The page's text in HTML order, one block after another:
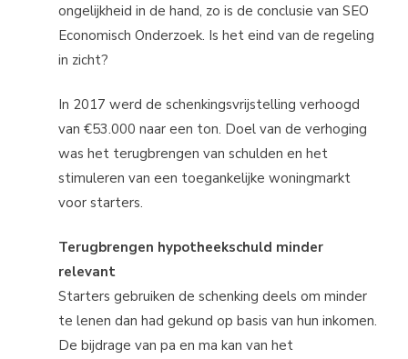
ongelijkheid in de hand, zo is de conclusie van SEO
Economisch Onderzoek. Is het eind van de regeling
in zicht?
In 2017 werd de schenkingsvrijstelling verhoogd
van €53.000 naar een ton. Doel van de verhoging
was het terugbrengen van schulden en het
stimuleren van een toegankelijke woningmarkt
voor starters.
Terugbrengen hypotheekschuld minder
relevant
Starters gebruiken de schenking deels om minder
te lenen dan had gekund op basis van hun inkomen.
De bijdrage van pa en ma kan van het